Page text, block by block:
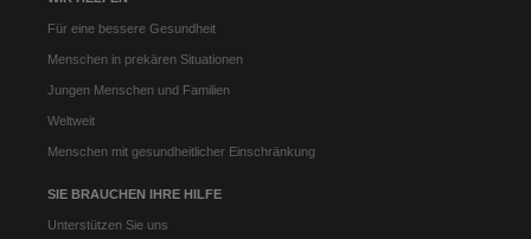
Für eine bessere Gesundheit
Menschen in prekären Situationen
Jungen Menschen und Familien
Weltweit
Menschen mit gesundheitlicher Einschränkung
SIE BRAUCHEN IHRE HILFE
Unterstützen Sie uns